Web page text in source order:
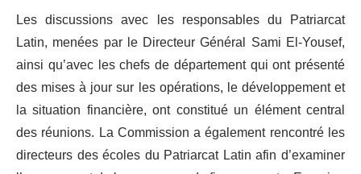
Les discussions avec les responsables du Patriarcat
Latin, menées par le Directeur Général Sami El-Yousef,
ainsi qu’avec les chefs de département qui ont présenté
des mises à jour sur les opérations, le développement et
la situation financière, ont constitué un élément central
des réunions. La Commission a également rencontré les
directeurs des écoles du Patriarcat Latin afin d’examiner